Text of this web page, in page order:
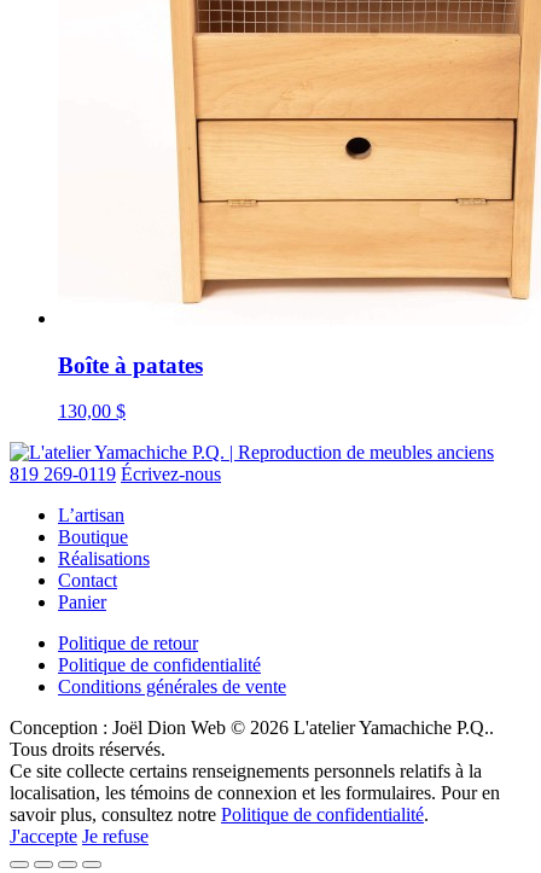
Boîte à patates
130,00 $
819 269-0119 Écrivez-nous
L’artisan
Boutique
Réalisations
Contact
Panier
Politique de retour
Politique de confidentialité
Conditions générales de vente
Conception : Joël Dion Web © 2026 L'atelier Yamachiche P.Q..
Tous droits réservés.
Ce site collecte certains renseignements personnels relatifs à la
localisation, les témoins de connexion et les formulaires. Pour en
savoir plus, consultez notre Politique de confidentialité.
J'accepte Je refuse